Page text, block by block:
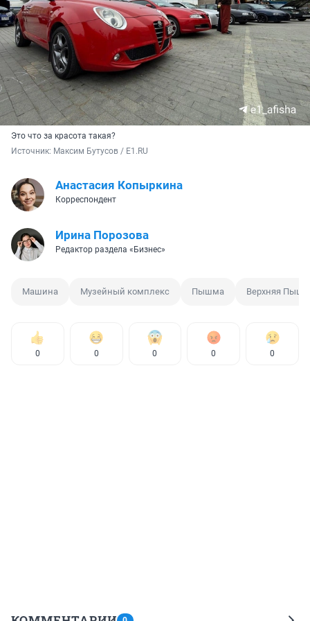
Это что за красота такая?
Источник: Максим Бутусов / E1.RU
Анастасия Копыркина
Корреспондент
Ирина Порозова
Редактор раздела «Бизнес»
Машина Музейный комплекс Пышма Верхняя
0 0 0 0 0